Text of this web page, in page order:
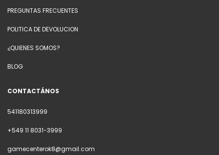
PREGUNTAS FRECUENTES
POLITICA DE DEVOLUCION
¿QUIENES SOMOS?
BLOG
CONTACTÁNOS
541180313999
+549 11 8031-3999
gamecenterok8@gmail.com